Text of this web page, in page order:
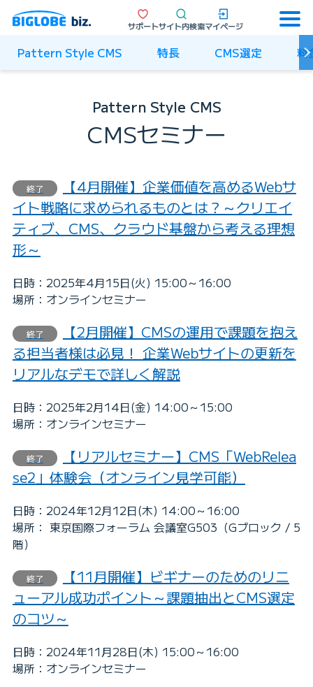
サポートサイト内検索マイページ
Pattern Style CMS 特長 CMS選定 料
Pattern Style CMS
CMSセミナー
終了
【4月開催】企業価値を高めるWebサ
イト戦略に求められるものとは？～クリエイ
ティブ、CMS、クラウド基盤から考える理想
形～
日時：2025年4月15日(火) 15:00～16:00
場所：オンラインセミナー
終了
【2月開催】CMSの運用で課題を抱え
る担当者様は必見！ 企業Webサイトの更新を
リアルなデモで詳しく解説
日時：2025年2月14日(金) 14:00～15:00
場所：オンラインセミナー
終了
【リアルセミナー】CMS「WebRelea
se2」体験会（オンライン見学可能）
日時：2024年12月12日(木) 14:00～16:00
場所： 東京国際フォーラム 会議室G503（Gブロック / 5
階）
終了
【11月開催】ビギナーのためのリニ
ューアル成功ポイント～課題抽出とCMS選定
のコツ～
日時：2024年11月28日(木) 15:00～16:00
場所：オンラインセミナー